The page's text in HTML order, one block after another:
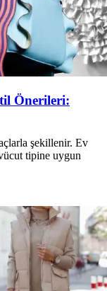
Önerileri:
şekillenir. Ev
tipine uygun